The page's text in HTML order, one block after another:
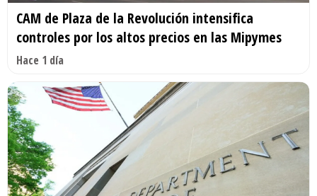
CAM de Plaza de la Revolución intensifica
controles por los altos precios en las Mipymes
Hace 1 día